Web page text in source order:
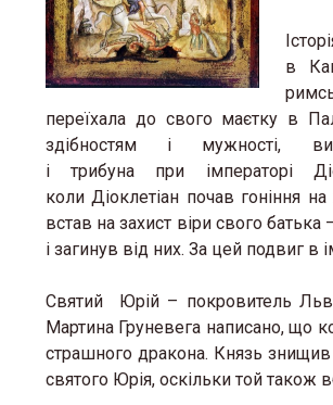
в
переїхала до свого маєтку в
здібностям і мужності,
і трибуна при імператорі
коли Діоклетіан почав гоніння
встав на захист віри свого
і загинув від них. За цей подвиг в
Святий Юрій – покровитель
Мартина Груневега написано, що
страшного дракона. Князь знищив
святого Юрія, оскільки той також